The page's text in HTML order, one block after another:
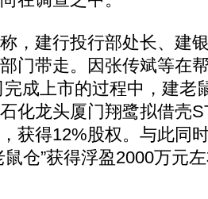
建行投行部处长、建
门带走。因张传斌等在
成上市的过程中，建老
化龙头厦门翔鹭拟借壳
获得12%股权。与此同
仓”获得浮盈2000万元